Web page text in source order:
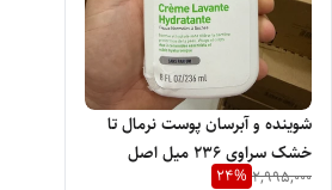
شوینده و آبرسان پوست نرمال تا
خشک سراوی 236 میل اصل
2,995,000
24%